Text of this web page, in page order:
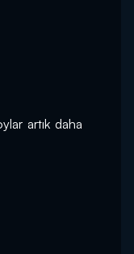
artık daha